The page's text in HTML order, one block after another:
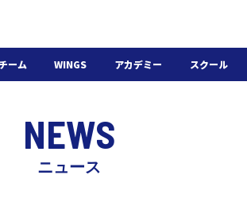
ーム WINGS アカデミー スクール
NEWS
ニュース